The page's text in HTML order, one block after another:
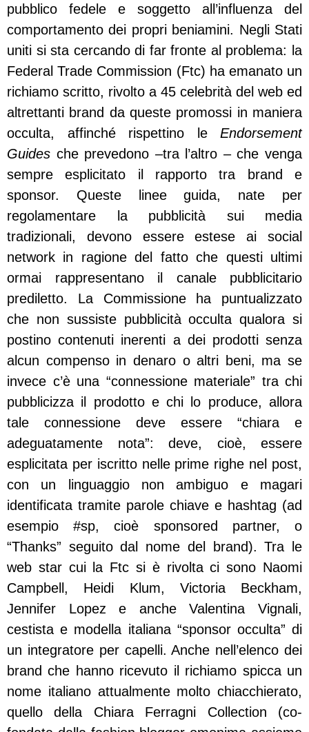
pubblico fedele e soggetto all’influenza del
comportamento dei propri beniamini. Negli Stati
uniti si sta cercando di far fronte al problema: la
Federal Trade Commission (Ftc) ha emanato un
richiamo scritto, rivolto a 45 celebrità del web ed
altrettanti brand da queste promossi in maniera
occulta, affinché rispettino le Endorsement
Guides che prevedono –tra l’altro – che venga
sempre esplicitato il rapporto tra brand e
sponsor. Queste linee guida, nate per
regolamentare la pubblicità sui media
tradizionali, devono essere estese ai social
network in ragione del fatto che questi ultimi
ormai rappresentano il canale pubblicitario
prediletto. La Commissione ha puntualizzato
che non sussiste pubblicità occulta qualora si
postino contenuti inerenti a dei prodotti senza
alcun compenso in denaro o altri beni, ma se
invece c’è una “connessione materiale” tra chi
pubblicizza il prodotto e chi lo produce, allora
tale connessione deve essere “chiara e
adeguatamente nota”: deve, cioè, essere
esplicitata per iscritto nelle prime righe nel post,
con un linguaggio non ambiguo e magari
identificata tramite parole chiave e hashtag (ad
esempio #sp, cioè sponsored partner, o
“Thanks” seguito dal nome del brand).Tra le
web star cui la Ftc si è rivolta ci sono Naomi
Campbell, Heidi Klum, Victoria Beckham,
Jennifer Lopez e anche Valentina Vignali,
cestista e modella italiana “sponsor occulta” di
un integratore per capelli. Anche nell’elenco dei
brand che hanno ricevuto il richiamo spicca un
nome italiano attualmente molto chiacchierato,
quello della Chiara Ferragni Collection (co-